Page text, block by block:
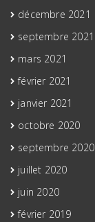
décembre 2021
septembre 2021
mars 2021
février 2021
janvier 2021
octobre 2020
septembre 2020
juillet 2020
juin 2020
février 2019